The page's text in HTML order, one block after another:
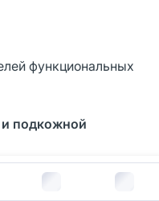
руб.
функциональных
подкожной